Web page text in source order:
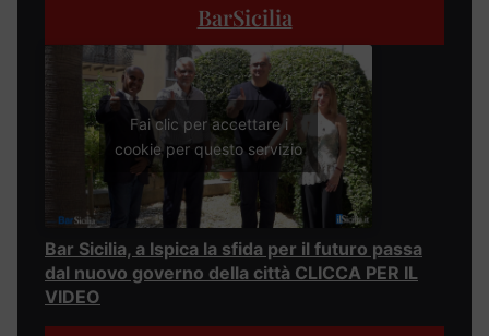
BarSicilia
Fai clic per accettare i
cookie per questo servizio
Bar Sicilia, a Ispica la sfida per il futuro passa
dal nuovo governo della città CLICCA PER IL
VIDEO